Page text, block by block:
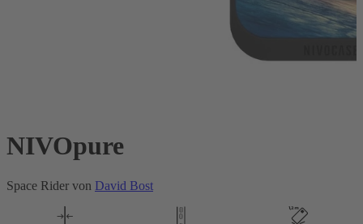
NIVOpure
Space Rider von David Bost